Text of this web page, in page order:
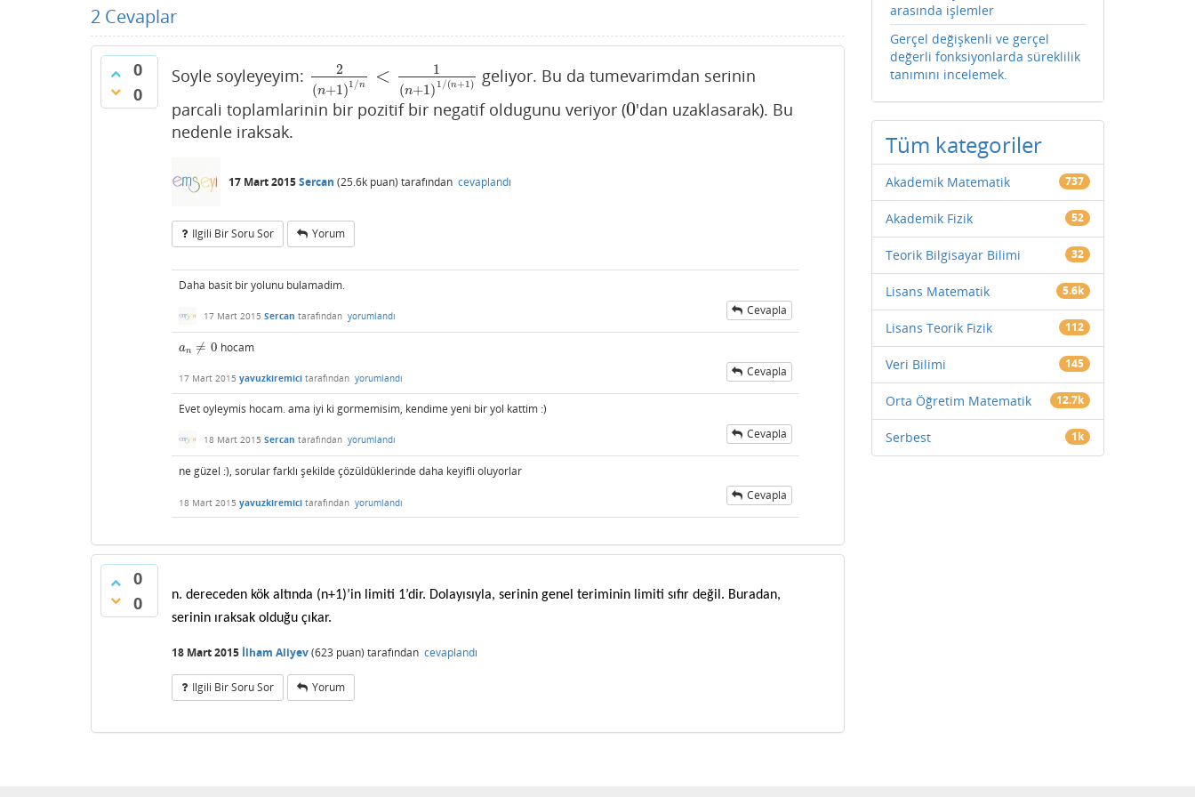
2 Cevaplar
0
0
Soyle soyleyeyim:
2
(n+1)1/n <
1
(n+1) 1/(n+1)
2(n+1)1/ n<1 (n+1)1/(n+1 )geliyor. Bu da tumevarimdan serinin
parcali toplamlarinin bir pozitif bir negatif oldugunu veriyor (0
0'dan uzaklasarak). Bu
nedenle iraksak.
17 Mart 2015Sercan (25.6k puan) tarafından cevaplandı
Ilgili Bir Soru Sor Yorum
Daha basit bir yolunu bulamadim.
17 Mart 2015 Sercan tarafından yorumlandı Cevapla
an ≠ 0
an ≠0 hocam
17 Mart 2015 yavuzkiremici tarafından yorumlandı Cevapla
Evet oyleymis hocam. ama iyi ki gormemisim, kendime yeni bir yol kattim :)
18 Mart 2015 Sercan tarafından yorumlandı Cevapla
ne güzel :), sorular farklı şekilde çözüldüklerinde daha keyifli oluyorlar
18 Mart 2015 yavuzkiremici tarafından yorumlandı Cevapla
0
0
n. dereceden kök altında (n+1)’in limiti 1’dir. Dolayısıyla, serinin genel teriminin limiti sıfır değil. Buradan,
serinin ıraksak olduğu çıkar.
18 Mart 2015 İlham Aliyev(623 puan) tarafından cevaplandı
Ilgili Bir Soru Sor Yorum
arasında işlemler
Gerçel değişkenli ve gerçel
değerli fonksiyonlarda süreklilik
tanımını incelemek.
Tüm kategoriler
Akademik Matematik 737
Akademik Fizik 52
Teorik Bilgisayar Bilimi 32
Lisans Matematik 5.6k
Lisans Teorik Fizik 112
Veri Bilimi 145
Orta Öğretim Matematik 12.7k
Serbest 1k